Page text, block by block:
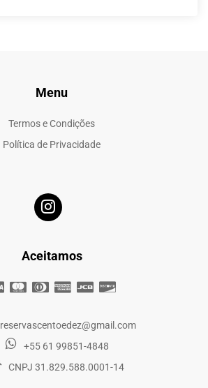
Menu
Termos e Condições
Política de Privacidade
Aceitamos
reservascentoedez@gmail.com
+55 61 99851-4848
CNPJ 31.829.588.0001-14